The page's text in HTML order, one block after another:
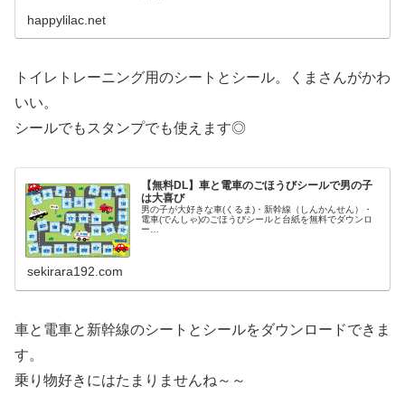
happylilac.net
トイレトレーニング用のシートとシール。くまさんがかわ
いい。
シールでもスタンプでも使えます◎
【無料DL】車と電車のごほうびシールで男の子
は大喜び
男の子が大好きな車(くるま)・新幹線（しんかんせん）・
電車(でんしゃ)のごほうびシールと台紙を無料でダウンロ
ー…
sekirara192.com
車と電車と新幹線のシートとシールをダウンロードできま
す。
乗り物好きにはたまりませんね～～